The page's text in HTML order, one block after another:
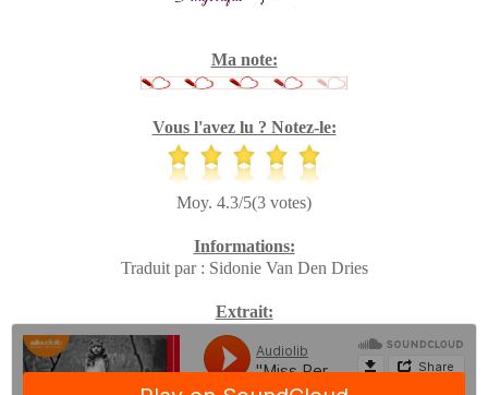
Ma note:
Vous l'avez lu ? Notez-le:
Moy. 4.3/5(3 votes)
Informations:
Traduit par : Sidonie Van Den Dries
Extrait: